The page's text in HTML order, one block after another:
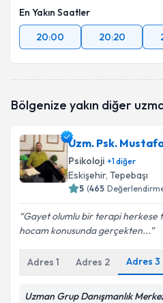
En Yakın Saatler
20:00
20:20
Bölgenize yakın diğer
Uzm. Psk.
Psikoloji +1diğer
Eskişehir, Tepebaşı
5 (465
Gayet olumlu bir terapi herkese
hocam konusunda gerçekten...
Adres 1 Adres 2 Adres 3
Uzman Grup Danışmanlık